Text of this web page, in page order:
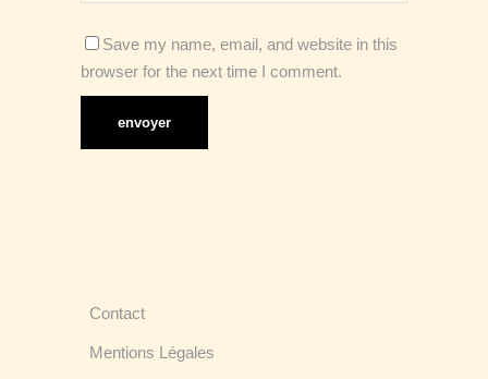
Save my name, email, and website in this
browser for the next time I comment.
Contact
Mentions Légales